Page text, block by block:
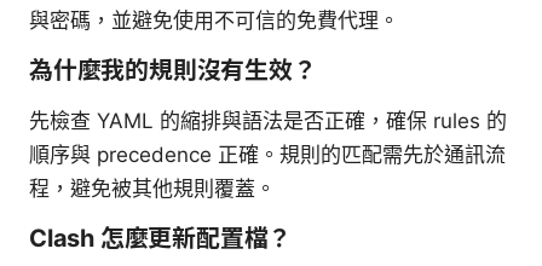
與密碼，並避免使用不可信的免費代理。
為什麼我的規則沒有生效？
先檢查 YAML 的縮排與語法是否正確，確保 rules 的
順序與 precedence 正確。規則的匹配需先於通訊流
程，避免被其他規則覆蓋。
Clash 怎麼更新配置檔？